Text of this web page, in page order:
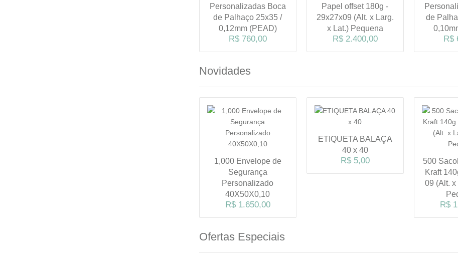
Personalizadas Boca
de Palhaço 25x35 /
0,12mm (PEAD)
R$ 760,00
Papel offset 180g -
29x27x09 (Alt. x Larg.
x Lat.) Pequena
R$ 2.400,00
de
R$
Novidades
1,000 Envelope de
Segurança
Personalizado
40X50X0,10
R$ 1.650,00
ETIQUETA BALAÇA
40 x 40
R$ 5,00
500
Kraft
09 (Alt. x
R$
Ofertas Especiais